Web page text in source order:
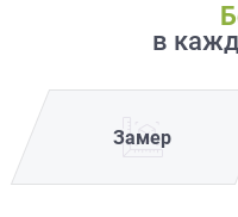
в
Замер